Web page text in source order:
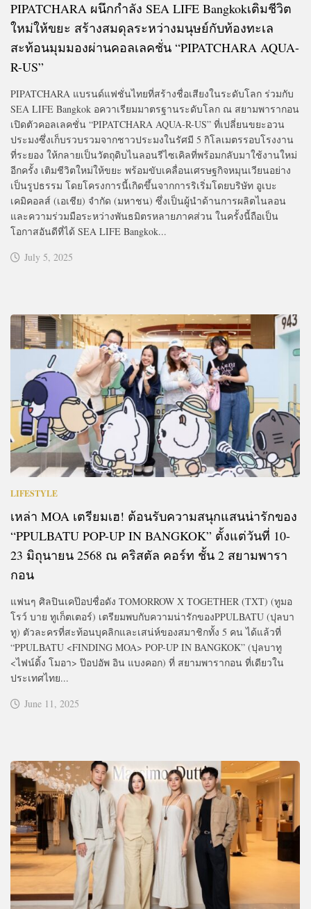
PIPATCHARA ผนึกกำลัง SEA LIFE Bangkokเติมชีวิต
ใหม่ให้ขยะ สร้างสมดุลระหว่างมนุษย์กับท้องทะเล
สะท้อนมุมมองผ่านคอลเลคชั่น “PIPATCHARA AQUA-
R-US”
PIPATCHARA แบรนด์แฟชั่นไทยที่สร้างชื่อเสียงในระดับโลก ร่วมกับ
SEA LIFE Bangkok อควาเรียมมาตรฐานระดับโลก ณ สยามพารากอน
เปิดตัวคอลเลคชั่น “PIPATCHARA AQUA-R-US” ที่เปลี่ยนขยะอวน
ประมงซึ่งเก็บรวบรวมจากชาวประมงในรัศมี 5 กิโลเมตรรอบโรงงาน
ที่ระยอง ให้กลายเป็นวัตถุดิบไนลอนรีไซเคิลที่พร้อมกลับมาใช้งานใหม่
อีกครั้ง เติมชีวิตใหม่ให้ขยะ พร้อมขับเคลื่อนเศรษฐกิจหมุนเวียนอย่าง
เป็นรูปธรรม โดยโครงการนี้เกิดขึ้นจากการริเริ่มโดยบริษัท อูเบะ
เคมิคอลส์ (เอเชีย) จำกัด (มหาชน) ซึ่งเป็นผู้นำด้านการผลิตไนลอน
และความร่วมมือระหว่างพันธมิตรหลายภาคส่วน ในครั้งนี้ถือเป็น
โอกาสอันดีที่ได้ SEA LIFE Bangkok...
July 5, 2025
LIFESTYLE
เหล่า MOA เตรียมเฮ! ต้อนรับความสนุกแสนน่ารักของ
“PPULBATU POP-UP IN BANGKOK” ตั้งแต่วันที่ 10-
23 มิถุนายน 2568 ณ คริสตัล คอร์ท ชั้น 2 สยามพารา
กอน
แฟนๆ ศิลปินเคป๊อปชื่อดัง TOMORROW X TOGETHER (TXT) (ทูมอ
โรว์ บาย ทูเก็ตเตอร์) เตรียมพบกับความน่ารักของPPULBATU (ปุลบา
ทู) ตัวละครที่สะท้อนบุคลิกและเสน่ห์ของสมาชิกทั้ง 5 คน ได้แล้วที่
“PPULBATU <FINDING MOA> POP-UP IN BANGKOK” (ปุลบาทู
<ไฟน์ดิ้ง โมอา> ป๊อปอัพ อิน แบงคอก) ที่ สยามพารากอน ที่เดียวใน
ประเทศไทย...
June 11, 2025